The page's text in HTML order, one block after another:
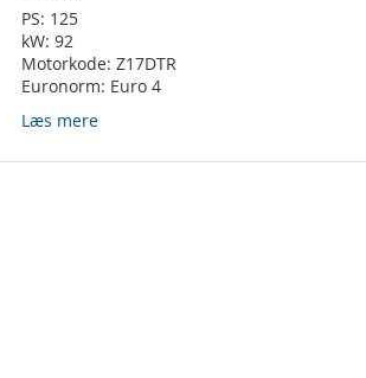
PS: 125
kW:92
Motorkode:Z17DTR
Euronorm: Euro 4
Læs mere